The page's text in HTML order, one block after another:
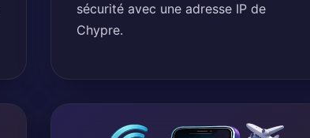
sécurité avec une adresse IP de
Chypre.